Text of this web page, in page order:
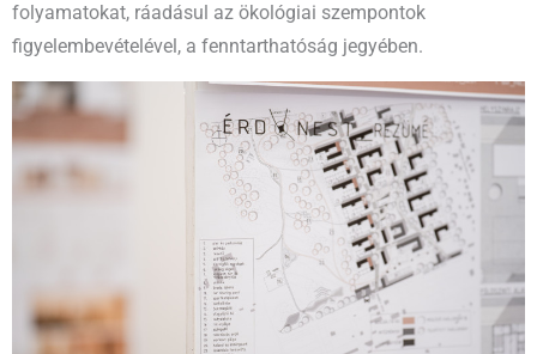
folyamatokat, ráadásul az ökológiai szempontok
figyelembevételével, a fenntarthatóság jegyében.